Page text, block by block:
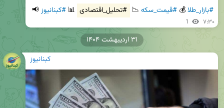
#بازار_طلا 💰 #قیمت_سکه 📉 #تحلیل_اقتصادی 📊 #کبنانیوز 📢
1 ۷:۳۰
کبنانیوز
۳۱ اردیبهشت ۱۴۰۴